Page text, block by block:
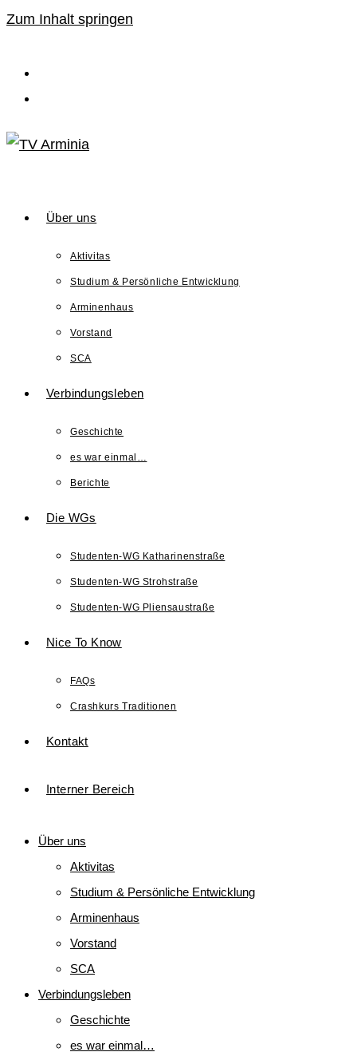
Zum Inhalt springen
Über uns
Aktivitas
Studium & Persönliche Entwicklung
Arminenhaus
Vorstand
SCA
Verbindungsleben
Geschichte
es war einmal…
Berichte
Die WGs
Studenten-WG Katharinenstraße
Studenten-WG Strohstraße
Studenten-WG Pliensaustraße
Nice To Know
FAQs
Crashkurs Traditionen
Kontakt
Interner Bereich
Über uns
Aktivitas
Studium & Persönliche Entwicklung
Arminenhaus
Vorstand
SCA
Verbindungsleben
Geschichte
es war einmal…